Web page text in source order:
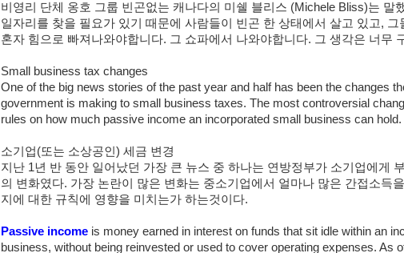
비영리 단체 옹호 그룹 빈곤없는 캐나다의 미쉘 블리스 (Michele Bliss)는 말
일자리를 찾을 필요가 있기 때문에 사람들이 빈곤 한 상태에서 살고 있고, 그
혼자 힘으로 빠져나와야합니다. 그 쇼파에서 나와야합니다. 그 생각은 너무
Small business tax changes
One of the big news stories of the past year and half has been the changes
government is making to small business taxes. The most controversial
rules on how much passive income an incorporated small business can hold.
소기업(또는 소상공인) 세금 변경
지난 1년 반 동안 일어났던 가장 큰 뉴스 중 하나는 연방정부가 소기업에게
의 변화였다. 가장 논란이 많은 변화는 중소기업에서 얼마나 많은 간접소득
지에 대한 규칙에 영향을 미치는가 하는것이다.
Passive incomeis money earned in interest on funds that sit idle within an
business, without being reinvested or used to cover operating expenses. As